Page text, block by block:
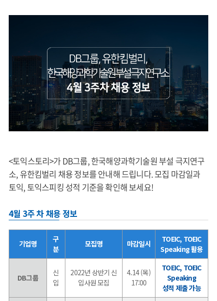
<토익스토리>가 DB그룹, 한국해양과학기술원 부설 극지연구
소, 유한킴벌리 채용 정보를 안내해 드립니다. 모집 마감일과
토익, 토익스피킹 성적 기준을 확인해 보세요!
4월 3주 차 채용 정보
기업명
구
분
모집명 마감일시
TOEIC, TOEIC
Speaking 활용
DB그룹
신
입
2022년 상반기 신
입사원 모집
4.14 (목)
17:00
TOEIC, TOEIC
Speaking
성적 제출 가능